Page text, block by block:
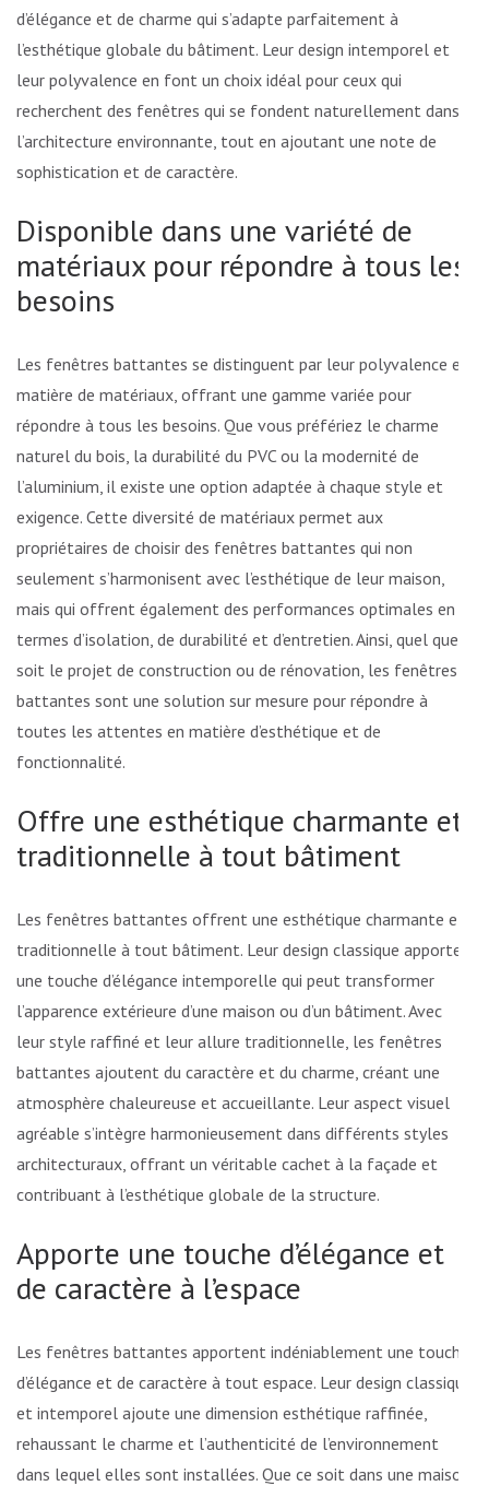
d’élégance et de charme qui s’adapte parfaitement à
l’esthétique globale du bâtiment. Leur design intemporel et
leur polyvalence en font un choix idéal pour ceux qui
recherchent des fenêtres qui se fondent naturellement dans
l’architecture environnante, tout en ajoutant une note de
sophistication et de caractère.
Disponible dans une variété de
matériaux pour répondre à tous les
besoins
Les fenêtres battantes se distinguent par leur polyvalence en
matière de matériaux, offrant une gamme variée pour
répondre à tous les besoins. Que vous préfériez le charme
naturel du bois, la durabilité du PVC ou la modernité de
l’aluminium, il existe une option adaptée à chaque style et
exigence. Cette diversité de matériaux permet aux
propriétaires de choisir des fenêtres battantes qui non
seulement s’harmonisent avec l’esthétique de leur maison,
mais qui offrent également des performances optimales en
termes d’isolation, de durabilité et d’entretien. Ainsi, quel que
soit le projet de construction ou de rénovation, les fenêtres
battantes sont une solution sur mesure pour répondre à
toutes les attentes en matière d’esthétique et de
fonctionnalité.
Offre une esthétique charmante et
traditionnelle à tout bâtiment
Les fenêtres battantes offrent une esthétique charmante et
traditionnelle à tout bâtiment. Leur design classique apporte
une touche d’élégance intemporelle qui peut transformer
l’apparence extérieure d’une maison ou d’un bâtiment. Avec
leur style raffiné et leur allure traditionnelle, les fenêtres
battantes ajoutent du caractère et du charme, créant une
atmosphère chaleureuse et accueillante. Leur aspect visuel
agréable s’intègre harmonieusement dans différents styles
architecturaux, offrant un véritable cachet à la façade et
contribuant à l’esthétique globale de la structure.
Apporte une touche d’élégance et
de caractère à l’espace
Les fenêtres battantes apportent indéniablement une touche
d’élégance et de caractère à tout espace. Leur design classique
et intemporel ajoute une dimension esthétique raffinée,
rehaussant le charme et l’authenticité de l’environnement
dans lequel elles sont installées. Que ce soit dans une maison